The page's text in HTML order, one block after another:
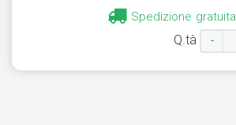
Spedizione gratuita
Q.tà -